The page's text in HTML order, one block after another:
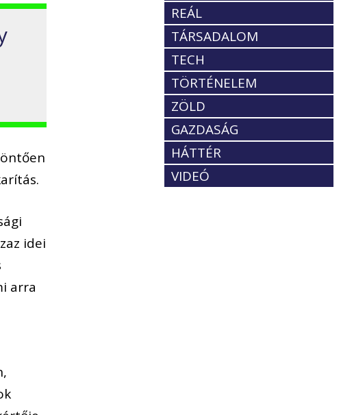
idei
arra
REÁL
TÁRSADALOM
TECH
TÖRTÉNELEM
ZÖLD
GAZDASÁG
HÁTTÉR
VIDEÓ